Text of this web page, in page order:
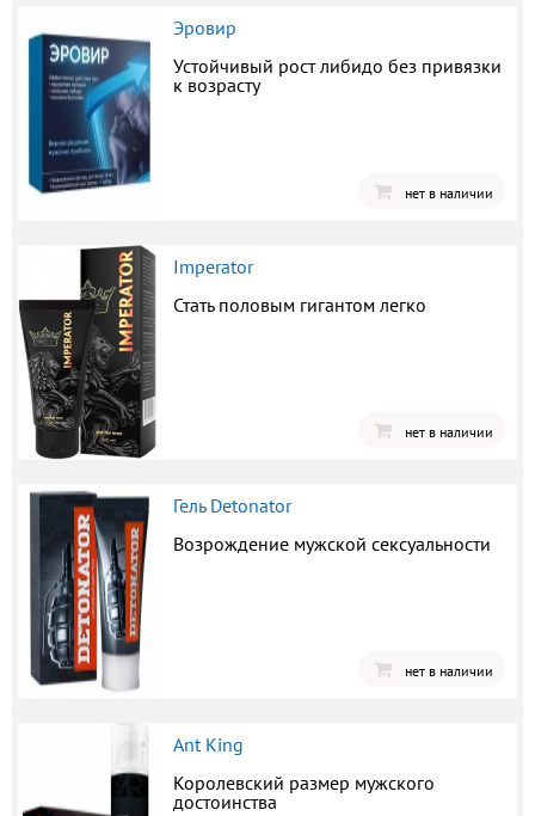
Эровир
Устойчивый рост либидо без привязки
к возрасту
нет в наличии
Imperator
Стать половым гигантом легко
нет в наличии
Гель Detonator
Возрождение мужской сексуальности
нет в наличии
Ant King
Королевский размер мужского
достоинства